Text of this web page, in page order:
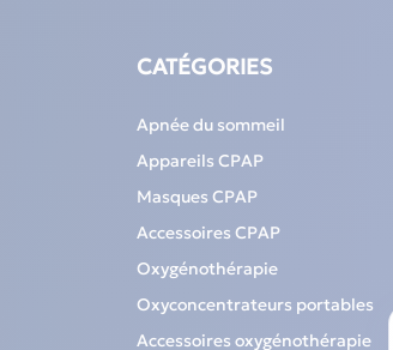
CATÉGORIES
Apnée du sommeil
Appareils CPAP
Masques CPAP
Accessoires CPAP
Oxygénothérapie
Oxyconcentrateurs portables
Accessoires oxygénothérapie